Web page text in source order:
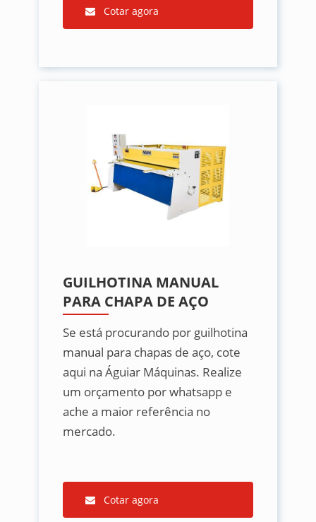
Cotar agora
GUILHOTINA MANUAL
PARA CHAPA DE AÇO
Se está procurando por guilhotina
manual para chapas de aço, cote
aqui na Águiar Máquinas. Realize
um orçamento por whatsapp e
ache a maior referência no
mercado.
Cotar agora